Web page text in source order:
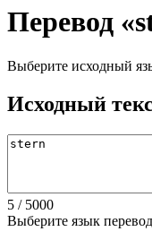
Перевод
Выберите исходный
Исходный
5 / 5000
Выберите язык